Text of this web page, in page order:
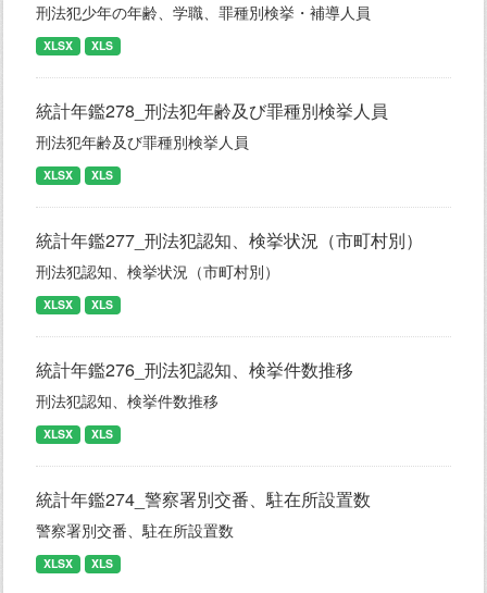
刑法犯少年の年齢、学職、罪種別検挙・補導人員
XLSX XLS
統計年鑑278_刑法犯年齢及び罪種別検挙人員
刑法犯年齢及び罪種別検挙人員
XLSX XLS
統計年鑑277_刑法犯認知、検挙状況（市町村別）
刑法犯認知、検挙状況（市町村別）
XLSX XLS
統計年鑑276_刑法犯認知、検挙件数推移
刑法犯認知、検挙件数推移
XLSX XLS
統計年鑑274_警察署別交番、駐在所設置数
警察署別交番、駐在所設置数
XLSX XLS